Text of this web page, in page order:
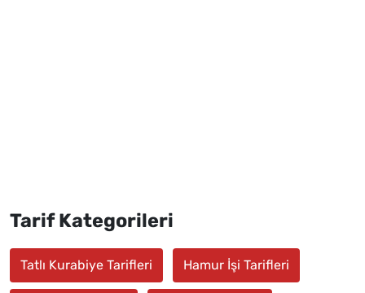
Tarif Kategorileri
Tatlı Kurabiye Tarifleri Hamur İşi Tarifleri